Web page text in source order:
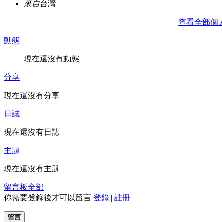
來自台灣
查看全部個
動態
現在還沒有動態
分享
現在還沒有分享
日誌
現在還沒有日誌
主題
現在還沒有主題
留言板全部
你需要登錄後才可以留言 登錄 | 註冊
留言